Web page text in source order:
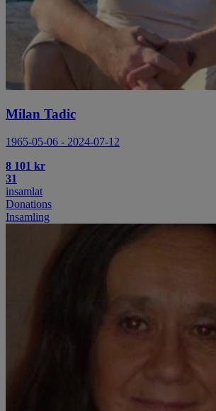
Milan Tadic
1965-05-06 - 2024-07-12
8 101 kr
31
insamlat
Donations
Insamling